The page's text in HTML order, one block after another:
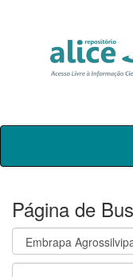
Skip
Página de